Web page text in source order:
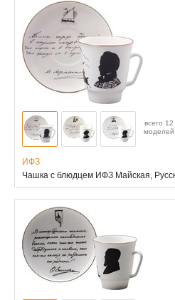
всего 12
моделей
ИФЗ
Чашка с блюдцем ИФЗ Майская,